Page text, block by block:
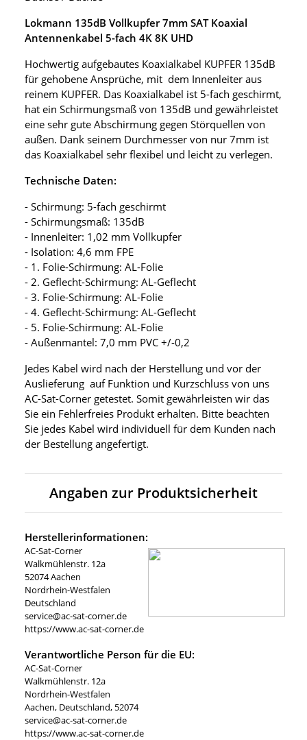
Lokmann 135dB Vollkupfer 7mm SAT Koaxial
Antennenkabel 5-fach 4K 8K UHD
Hochwertig aufgebautes Koaxialkabel KUPFER 135dB
für gehobene Ansprüche, mit dem Innenleiter aus
reinem KUPFER. Das Koaxialkabel ist 5-fach geschirmt,
hat ein Schirmungsmaß von 135dB und gewährleistet
eine sehr gute Abschirmung gegen Störquellen von
außen. Dank seinem Durchmesser von nur 7mm ist
das Koaxialkabel sehr flexibel und leicht zu verlegen.
Technische Daten:
- Schirmung: 5-fach geschirmt
- Schirmungsmaß: 135dB
- Innenleiter: 1,02 mm Vollkupfer
- Isolation: 4,6 mm FPE
- 1. Folie-Schirmung: AL-Folie
- 2. Geflecht-Schirmung: AL-Geflecht
- 3. Folie-Schirmung: AL-Folie
- 4. Geflecht-Schirmung: AL-Geflecht
- 5. Folie-Schirmung: AL-Folie
- Außenmantel: 7,0 mm PVC +/-0,2
Jedes Kabel wird nach der Herstellung und vor der
Auslieferung auf Funktion und Kurzschluss von uns
AC-Sat-Corner getestet. Somit gewährleisten wir das
Sie ein Fehlerfreies Produkt erhalten. Bitte beachten
Sie jedes Kabel wird individuell für dem Kunden nach
der Bestellung angefertigt.
Angaben zur Produktsicherheit
Herstellerinformationen:
AC-Sat-Corner
Walkmühlenstr. 12a
52074 Aachen
Nordrhein-Westfalen
Deutschland
service@ac-sat-corner.de
https://www.ac-sat-corner.de
Verantwortliche Person für die EU:
AC-Sat-Corner
Walkmühlenstr. 12a
Nordrhein-Westfalen
Aachen, Deutschland, 52074
service@ac-sat-corner.de
https://www.ac-sat-corner.de